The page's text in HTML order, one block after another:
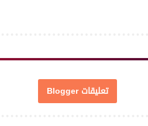
تعليقات Blogger